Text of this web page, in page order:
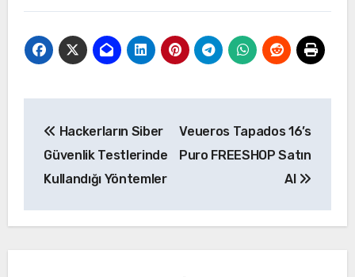
gezinmesi
Hackerların Siber
Güvenlik Testlerinde
Kullandığı Yöntemler
Veueros Tapados 16’s
Puro FREESHOP Satın
Al